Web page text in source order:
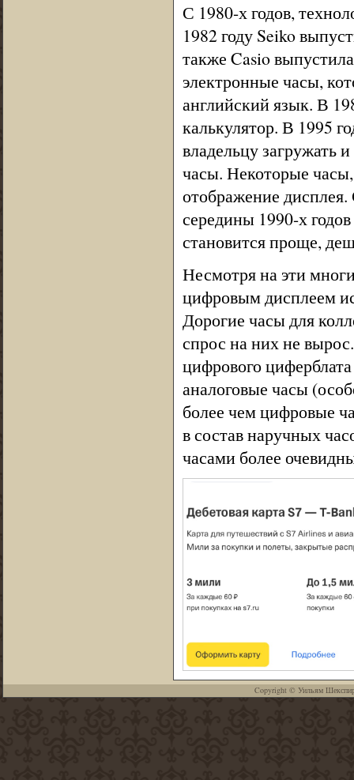
С 1980-х годов,
1982 году Seiko
также Casio
электронные часы,
английский язык. В
калькулятор. В 1995
владельцу загружать
часы. Некоторые
отображение
середины 1990-х
становится проще,
Несмотря на эти
цифровым дисплеем
Дорогие часы для
спрос на них не
цифрового
аналоговые часы
более чем цифровые
в состав наручных
часами более
Copyright © Уильям